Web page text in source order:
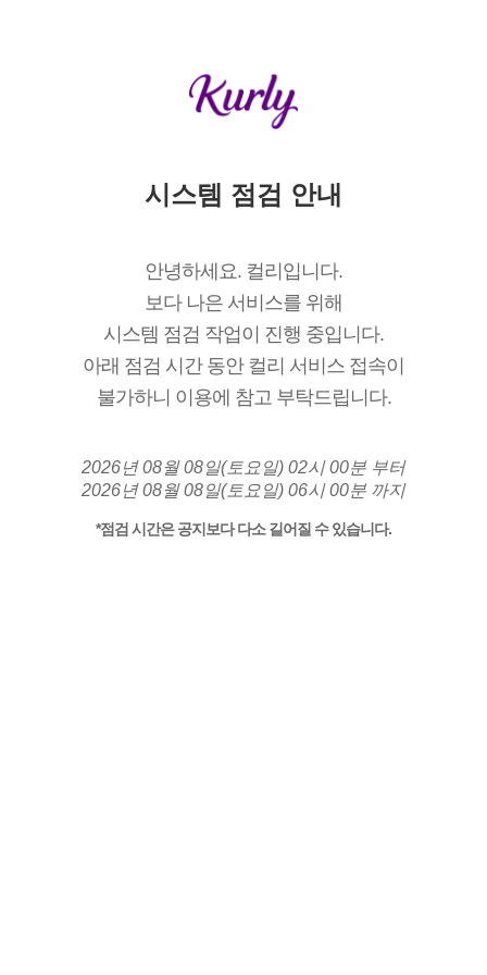
시스템 점검 안내
안녕하세요. 컬리입니다.
보다 나은 서비스를 위해
시스템 점검 작업이 진행 중입니다.
아래 점검 시간 동안 컬리 서비스 접속이
불가하니 이용에 참고 부탁드립니다.
2026년 08월 08일(토요일) 02시 00분 부터
2026년 08월 08일(토요일) 06시 00분 까지
*점검 시간은 공지보다 다소 길어질 수 있습니다.